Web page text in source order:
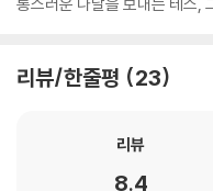
리뷰/한줄평 23
리뷰
8.4